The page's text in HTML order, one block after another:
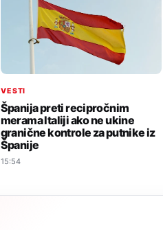
VESTI
Španija preti recipročnim
merama Italiji ako ne ukine
granične kontrole za putnike iz
Španije
15:54